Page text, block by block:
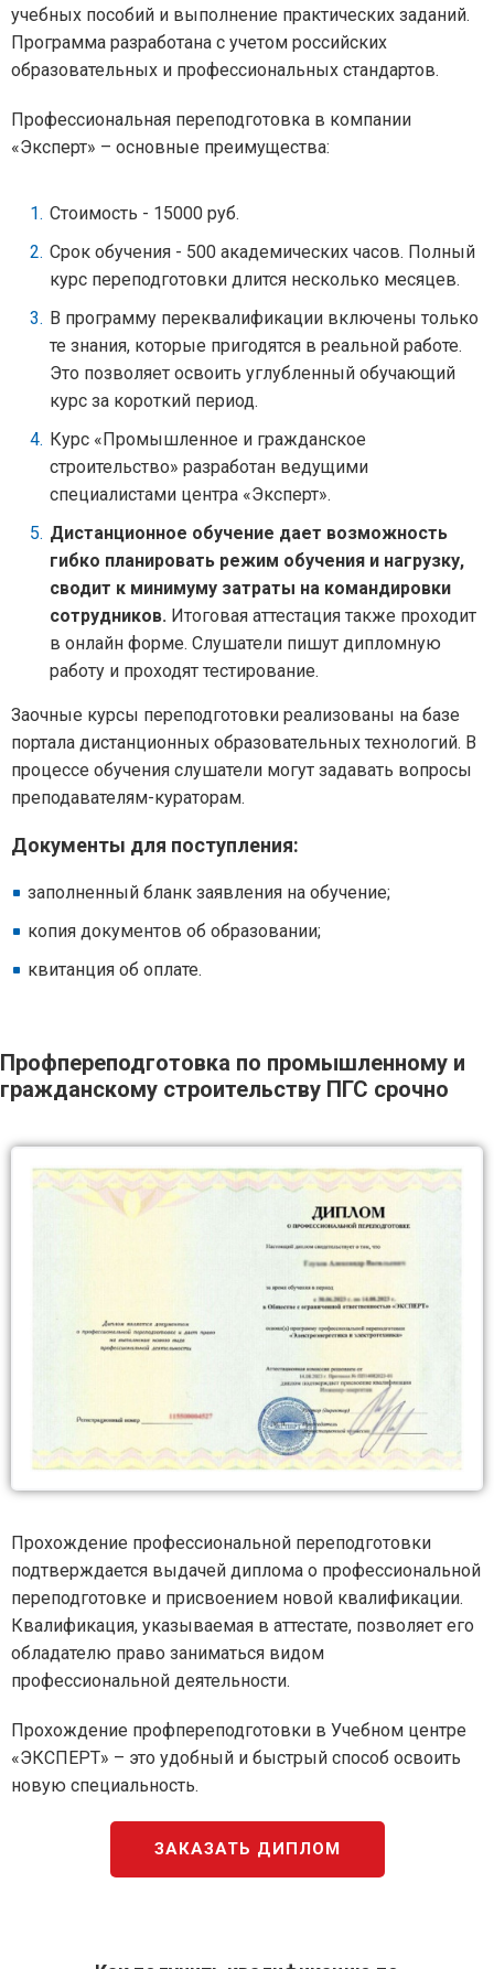
учебных пособий и выполнение практических заданий.
Программа разработана с учетом российских
образовательных и профессиональных стандартов.
Профессиональная переподготовка в компании
«Эксперт» – основные преимущества:
Стоимость - 15000 руб.
Срок обучения - 500 академических часов. Полный
курс переподготовки длится несколько месяцев.
В программу переквалификации включены только
те знания, которые пригодятся в реальной работе.
Это позволяет освоить углубленный обучающий
курс за короткий период.
Курс «Промышленное и гражданское
строительство» разработан ведущими
специалистами центра «Эксперт».
Дистанционное обучение дает возможность
гибко планировать режим обучения и нагрузку,
сводит к минимуму затраты на командировки
сотрудников. Итоговая аттестация также проходит
в онлайн форме. Слушатели пишут дипломную
работу и проходят тестирование.
Заочные курсы переподготовки реализованы на базе
портала дистанционных образовательных технологий. В
процессе обучения слушатели могут задавать вопросы
преподавателям-кураторам.
Документы для поступления:
заполненный бланк заявления на обучение;
копия документов об образовании;
квитанция об оплате.
Профпереподготовка по промышленному и
гражданскому строительству ПГС срочно
Прохождение профессиональной переподготовки
подтверждается выдачей диплома о профессиональной
переподготовке и присвоением новой квалификации.
Квалификация, указываемая в аттестате, позволяет его
обладателю право заниматься видом
профессиональной деятельности.
Прохождение профпереподготовки в Учебном центре
«ЭКСПЕРТ» – это удобный и быстрый способ освоить
новую специальность.
ЗАКАЗАТЬ ДИПЛОМ